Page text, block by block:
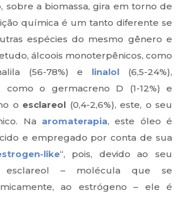
sobre a biomassa, gira em torno de
química é um tanto diferente se
espécies do mesmo gênero e
álcoois monoterpênicos, como
(56-78%) e linalol (6,5-24%),
como o germacreno D (1-12%) e
o esclareol (0,4-2,6%), este, o seu
Na aromaterapia, este óleo é
e empregado por conta de sua
like“, pois, devido ao seu
esclareol – molécula que se
ao estrógeno – ele é